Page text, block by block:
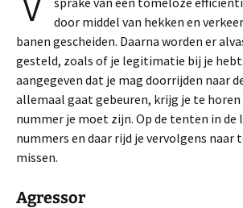
door middel van hekken en
banen gescheiden. Daarna worden er
gesteld, zoals of je legitimatie bij je
aangegeven dat je mag doorrijden naar
allemaal gaat gebeuren, krijg je te
nummer je moet zijn. Op de tenten in de
nummers en daar rijd je vervolgens naar
missen.
Agressor